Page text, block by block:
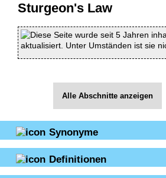
Sturgeon's Law
Diese Seite wurde seit 5 Jahren
aktualisiert. Unter Umständen ist sie
Alle Abschnitte anzeigen
Synonyme
Definitionen